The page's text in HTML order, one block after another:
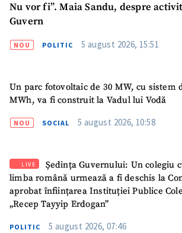
Nu vor fi”. Maia Sandu, despre
Guvern
NOU POLITIC 5 august 2026, 15:51
Un parc fotovoltaic de 30 MW, cu sistem
MWh, va fi construit la Vadul lui Vodă
NOU SOCIAL 5 august 2026, 10:58
LIVE
Ședința Guvernului: Un colegiu
limba română urmează a fi deschis la
aprobat înființarea Instituției Publice
„Recep Tayyip Erdogan”
POLITIC 5 august 2026, 07:46
TRIMITE ȘTIREA